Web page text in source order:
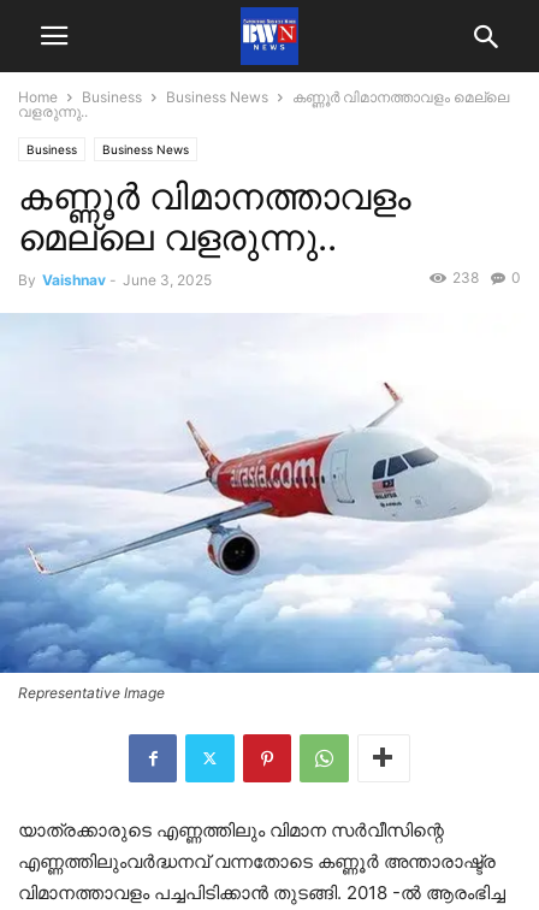
Home Business Business News
കണ്ണൂർ വിമാനത്താവളം മെല്ലെ
വളരുന്നു..
Business Business News
കണ്ണൂർ വിമാനത്താവളം
മെല്ലെ വളരുന്നു..
By Vaishnav - June 3, 2025 0
238
Representative Image
യാത്രക്കാരുടെ എണ്ണത്തിലും വിമാന സർവീസിന്റെ
എണ്ണത്തിലുംവർദ്ധനവ് വന്നതോടെ കണ്ണൂർ അന്താരാഷ്ട്ര
വിമാനത്താവളം പച്ചപിടിക്കാൻ തുടങ്ങി. 2018 -ൽ ആരംഭിച്ച